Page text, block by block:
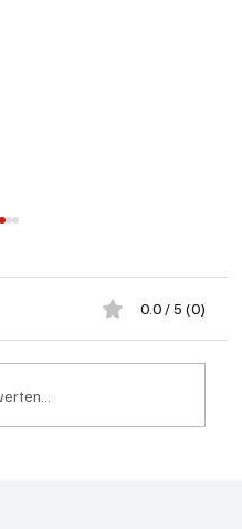
0.0 / 5 (0)